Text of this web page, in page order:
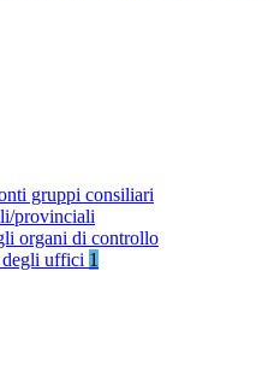
gruppi consiliari
provinciali
organi di controllo
uffici 1